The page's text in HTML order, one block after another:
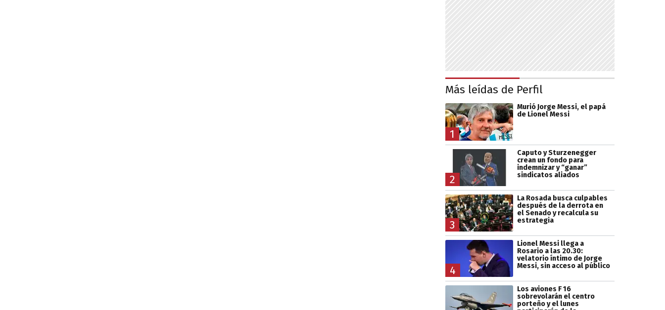
Más leídas de Perfil
1
Murió Jorge Messi, el papá
de Lionel Messi
2
Caputo y Sturzenegger
crean un fondo para
indemnizar y “ganar”
sindicatos aliados
3
La Rosada busca culpables
después de la derrota en
el Senado y recalcula su
estrategia
4
Lionel Messi llega a
Rosario a las 20.30:
velatorio íntimo de Jorge
Messi, sin acceso al público
Los aviones F 16
sobrevolarán el centro
porteño y el lunes